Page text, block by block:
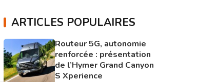
ARTICLES POPULAIRES
Routeur 5G, autonomie
renforcée : présentation
de l’Hymer Grand Canyon
S Xperience